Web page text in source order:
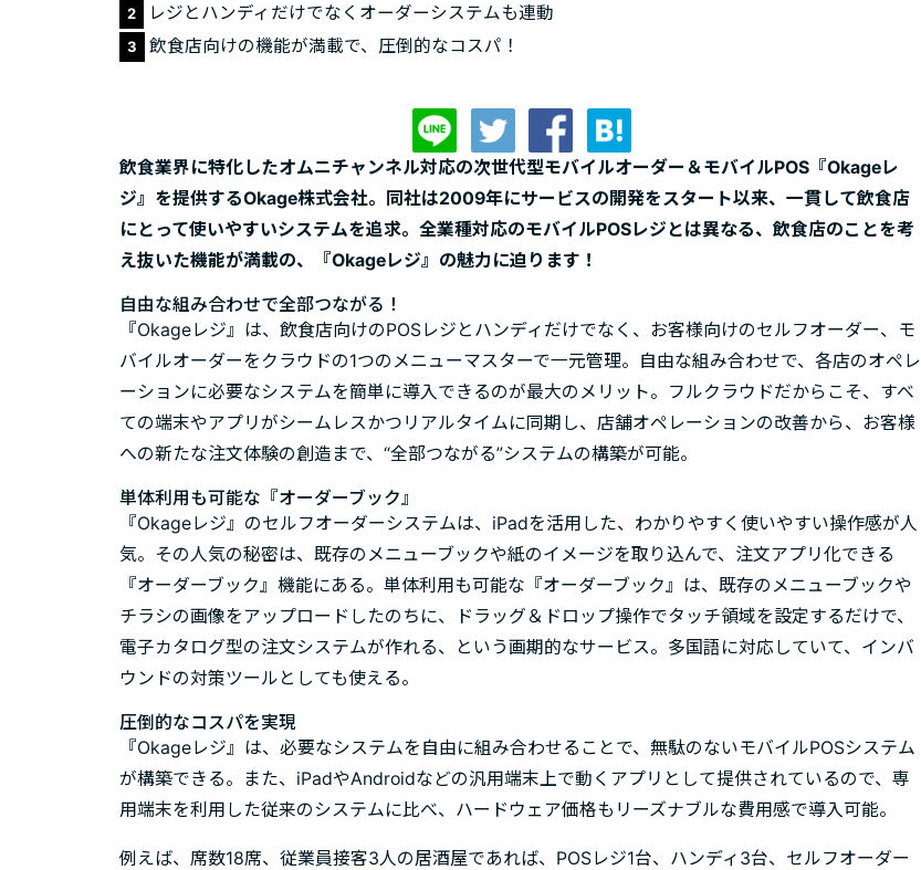
2 レジとハンディだけでなくオーダーシステムも連動
3 飲食店向けの機能が満載で、圧倒的なコスパ！
飲食業界に特化したオムニチャンネル対応の次世代型モバイルオーダー＆モバイルPOS『Okageレ
ジ』を提供するOkage株式会社。同社は2009年にサービスの開発をスタート以来、一貫して飲食店
にとって使いやすいシステムを追求。全業種対応のモバイルPOSレジとは異なる、飲食店のことを考
え抜いた機能が満載の、『Okageレジ』の魅力に迫ります！
自由な組み合わせで全部つながる！
『Okageレジ』は、飲食店向けのPOSレジとハンディだけでなく、お客様向けのセルフオーダー、モ
バイルオーダーをクラウドの1つのメニューマスターで一元管理。自由な組み合わせで、各店のオペレ
ーションに必要なシステムを簡単に導入できるのが最大のメリット。フルクラウドだからこそ、すべ
ての端末やアプリがシームレスかつリアルタイムに同期し、店舗オペレーションの改善から、お客様
への新たな注文体験の創造まで、“全部つながる”システムの構築が可能。
単体利用も可能な『オーダーブック』
『Okageレジ』のセルフオーダーシステムは、iPadを活用した、わかりやすく使いやすい操作感が人
気。その人気の秘密は、既存のメニューブックや紙のイメージを取り込んで、注文アプリ化できる
『オーダーブック』機能にある。単体利用も可能な『オーダーブック』は、既存のメニューブックや
チラシの画像をアップロードしたのちに、ドラッグ＆ドロップ操作でタッチ領域を設定するだけで、
電子カタログ型の注文システムが作れる、という画期的なサービス。多国語に対応していて、インバ
ウンドの対策ツールとしても使える。
圧倒的なコスパを実現
『Okageレジ』は、必要なシステムを自由に組み合わせることで、無駄のないモバイルPOSシステム
が構築できる。また、iPadやAndroidなどの汎用端末上で動くアプリとして提供されているので、専
用端末を利用した従来のシステムに比べ、ハードウェア価格もリーズナブルな費用感で導入可能。
例えば、席数18席、従業員接客3人の居酒屋であれば、POSレジ1台、ハンディ3台、セルフオーダー